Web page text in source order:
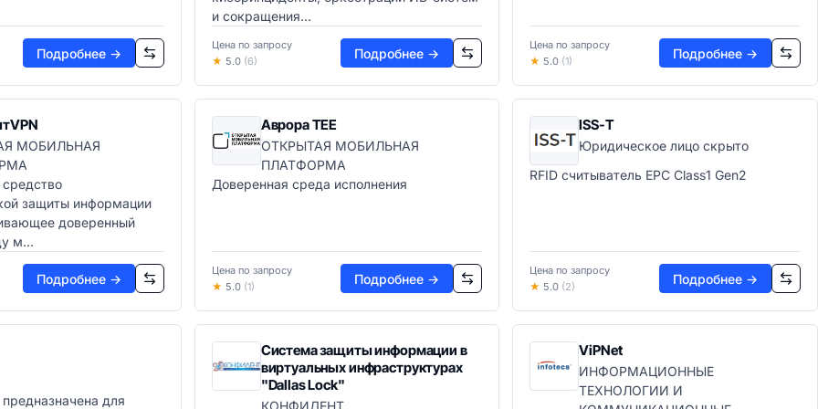
Подробнее →
и сокращения...
Цена по запросу
★ 5.0 (6)
Подробнее →
Цена по запросу
★ 5.0 (1)
Подробнее →
МОБИЛЬНАЯ
защиты информации
доверенный
м...
Подробнее →
Аврора ТЕЕ
ОТКРЫТАЯ МОБИЛЬНАЯ
ПЛАТФОРМА
Доверенная среда исполнения
Цена по запросу
★ 5.0 (1)
Подробнее →
ISS-T
Юридическое лицо скрыто
RFID считыватель EPC Class1 Gen2
Цена по запросу
★ 5.0 (2)
Подробнее →
для
Система защиты информации в
виртуальных инфраструктурах
"Dallas Lock"
КОНФИДЕНТ
ViPNet
ИНФОРМАЦИОННЫЕ
ТЕХНОЛОГИИ И